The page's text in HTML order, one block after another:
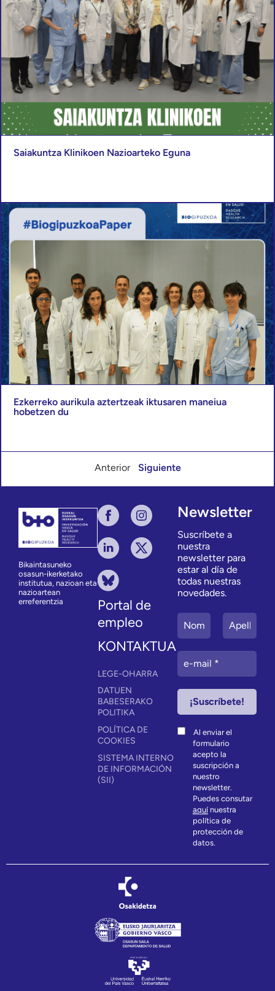
Saiakuntza Klinikoen Nazioarteko Eguna
Ezkerreko aurikula aztertzeak iktusaren maneiua
hobetzen du
Anterior Siguiente
Bikaintasuneko
osasun-ikerketako
institutua, nazioan eta
nazioartean
erreferentzia
Portal de
empleo
KONTAKTUA
LEGE-OHARRA
DATUEN
BABESERAKO
POLITIKA
POLÍTICA DE
COOKIES
SISTEMA INTERNO
DE INFORMACIÓN
(SII)
Newsletter
Suscríbete a
nuestra
newsletter para
estar al día de
todas nuestras
novedades.
Al enviar el
formulario
acepto la
suscripción a
nuestro
newsletter.
Puedes consutar
aquínuestra
política de
protección de
datos.